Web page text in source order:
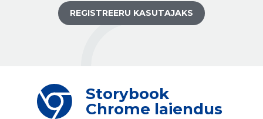
REGISTREERU KASUTAJAKS
Storybook
Chrome laiendus